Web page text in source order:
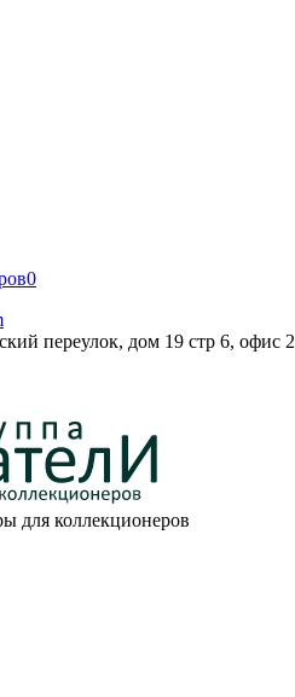
0
переулок, дом 19 стр 6, офис 2
для коллекционеров